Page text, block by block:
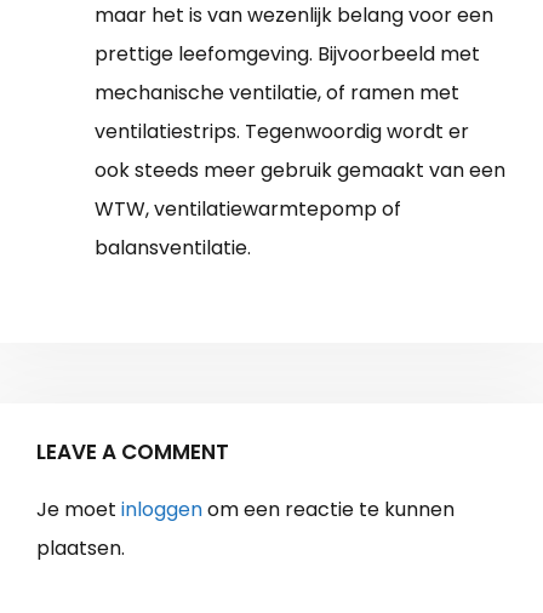
maar het is van wezenlijk belang voor een
prettige leefomgeving. Bijvoorbeeld met
mechanische ventilatie, of ramen met
ventilatiestrips. Tegenwoordig wordt er
ook steeds meer gebruik gemaakt van een
WTW, ventilatiewarmtepomp of
balansventilatie.
LEAVE A COMMENT
Je moet inloggenom een reactie te kunnen
plaatsen.